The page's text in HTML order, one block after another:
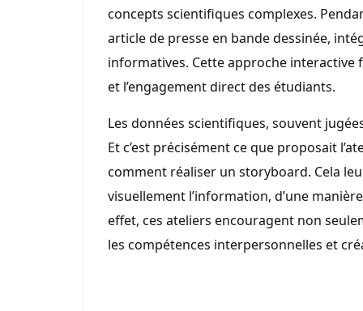
concepts scientifiques complexes.
article de presse en bande dessinée,
informatives. Cette approche
et l’engagement direct des étudiants.
Les données scientifiques, souvent
Et c’est précisément ce que proposait
comment réaliser un storyboard. Cela
visuellement l’information, d’une
effet, ces ateliers encouragent non
les compétences interpersonnelles et